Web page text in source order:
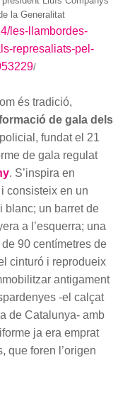
la Generalitat
les-llambordes-
represaliats-pel-
/
és tradició,
de gala dels
fundat el 21
de gala regulat
. S’inspira en
consisteix en un
blanc; un barret de
a l’esquerra; una
90 centímetres de
cinturó i reprodueix
antigament
-el calçat
de Catalunya- amb
ja era emprat
que foren l’origen